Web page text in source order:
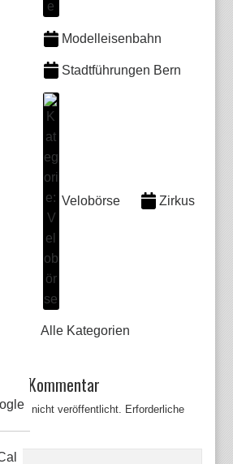
Modelleisenbahn
Stadtführungen Bern
Velobörse Zirkus
Alle Kategorien
Kommentar
wird nicht veröffentlicht. Erforderliche